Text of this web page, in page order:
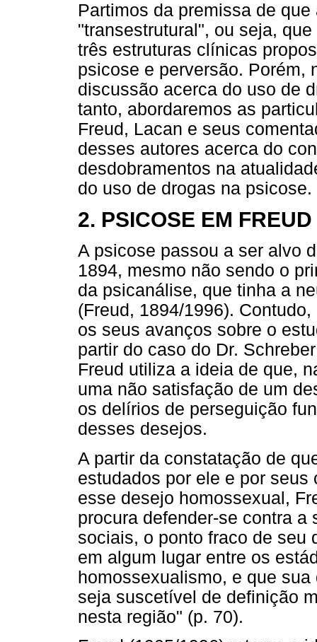
Partimos da premissa de
"transestrutural", ou seja,
três estruturas clínicas
psicose e perversão. Porém,
discussão acerca do uso de
tanto, abordaremos as
Freud, Lacan e seus
desses autores acerca do
desdobramentos na
do uso de drogas na psicose.
2. PSICOSE EM
A psicose passou a ser alvo
1894, mesmo não sendo o
da psicanálise, que tinha a
(Freud, 1894/1996).
os seus avanços sobre o
partir do caso do Dr.
Freud utiliza a ideia de que,
uma não satisfação de um
os delírios de perseguição
desses desejos.
A partir da constatação de
estudados por ele e por
esse desejo homossexual,
procura defender-se contra
sociais, o ponto fraco de seu
em algum lugar entre os
homossexualismo, e que
seja suscetível de definição
nesta região" (p. 70).